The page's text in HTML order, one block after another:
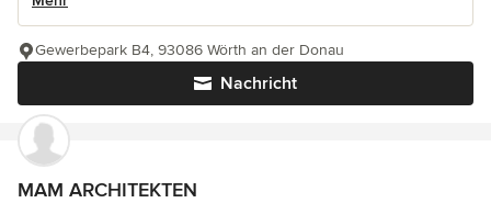
Nachricht
Gewerbepark B4, 93086 Wörth an der Donau
MAM ARCHITEKTEN